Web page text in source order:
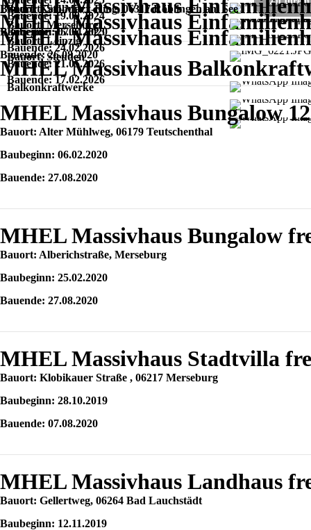
MHEL Massivhaus
Balkonkraftwerke
MHEL Massivhaus
Bauort: Steuden
Bauende: 17.02.2026
MHEL Massivhaus
Bauort: Leipzig
Bauende: 21.05.2026
MHEL Massivhaus
Bauort: Merseburg
Bauende: 24.02.2026
Bauort: Stöbnitz
Bauende: 15.07.2025
Bauende: 19.09.2024
Bauort: Karl-Marx-Ring, 06317 Röblingen am See
Baubeginn: 07.01.2020
Bauende: 26.08.2020
MHEL Massivhaus Bungalow
Bauort: Alter Mühlweg, 06179 Teutschenthal
Baubeginn: 06.02.2020
Bauende: 27.08.2020
MHEL Massivhaus Bungalow
Bauort: Alberichstraße, Merseburg
Baubeginn: 25.02.2020
Bauende: 27.08.2020
MHEL Massivhaus Stadtvilla
Bauort: Klobikauer Straße , 06217 Merseburg
Baubeginn: 28.10.2019
Bauende: 07.08.2020
MHEL Massivhaus Landhaus
Bauort: Gellertweg, 06264 Bad Lauchstädt
Baubeginn: 12.11.2019